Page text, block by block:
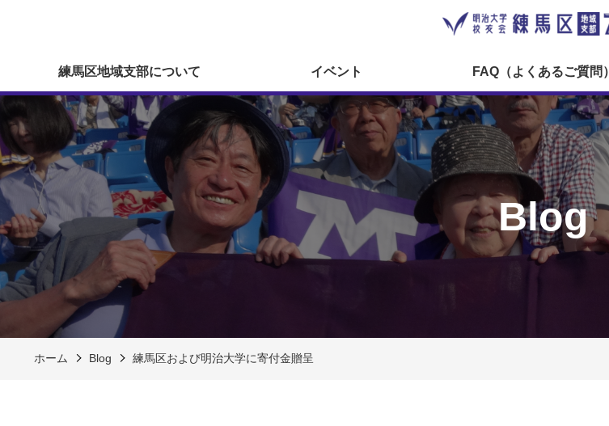
練馬区地域支部について イベント FAQ（よくあるご質問）
Blog
ホーム Blog 練馬区および明治大学に寄付金贈呈